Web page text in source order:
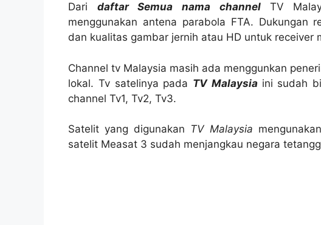
Dari daftar Semua nama channel TV
menggunakan antena parabola FTA. Dukungan
dan kualitas gambar jernih atau HD untuk receiver
Channel tv Malaysia masih ada menggunkan
lokal. Tv satelinya pada TV Malaysia ini sudah
channel Tv1, Tv2, Tv3.
Satelit yang digunakan TV Malaysia
satelit Measat 3 sudah menjangkau negara